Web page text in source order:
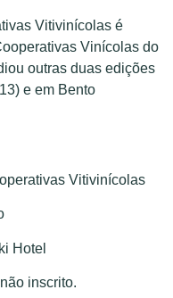
Vitivinícolas é
Vinícolas do
outras duas edições
e em Bento
Vitivinícolas
Hotel
inscrito.